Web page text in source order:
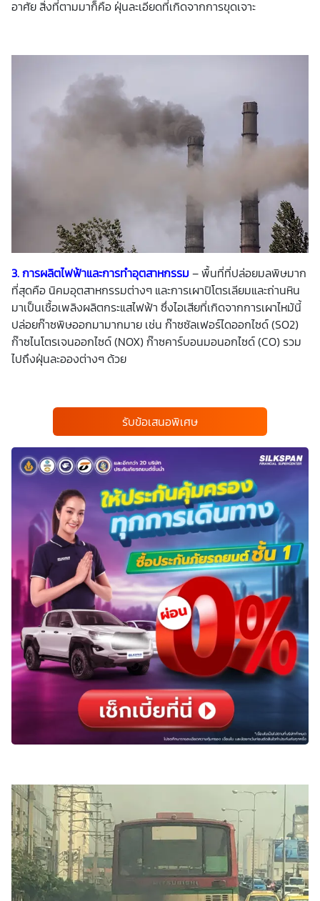
อาศัย สิ่งที่ตามมาก็คือ ฝุ่นละเอียดที่เกิดจากการขุดเจาะ
3. การผลิตไฟฟ้าและการทำอุตสาหกรรม– พื้นที่ที่ปล่อยมลพิษมาก
ที่สุดคือ นิคมอุตสาหกรรมต่างๆ และการเผาปิโตรเลียมและถ่านหิน
มาเป็นเชื้อเพลิงผลิตกระแสไฟฟ้า ซึ่งไอเสียที่เกิดจากการเผาไหม้นี้
ปล่อยก๊าซพิษออกมามากมาย เช่น ก๊าซซัลเฟอร์ไดออกไซด์ (SO2)
ก๊าซไนโตรเจนออกไซด์ (NOX) ก๊าซคาร์บอนมอนอกไซด์ (CO) รวม
ไปถึงฝุ่นละอองต่างๆ ด้วย
รับข้อเสนอพิเศษ